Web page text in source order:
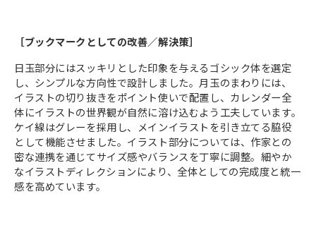
［ブックマークとしての改善／解決策］
日玉部分にはスッキリとした印象を与えるゴシック体を選定
し、シンプルな方向性で設計しました。月玉のまわりには、
イラストの切り抜きをポイント使いで配置し、カレンダー全
体にイラストの世界観が自然に溶け込むよう工夫しています。
ケイ線はグレーを採用し、メインイラストを引き立てる脇役
として機能させました。イラスト部分については、作家との
密な連携を通じてサイズ感やバランスを丁寧に調整。細やか
なイラストディレクションにより、全体としての完成度と統一
感を高めています。